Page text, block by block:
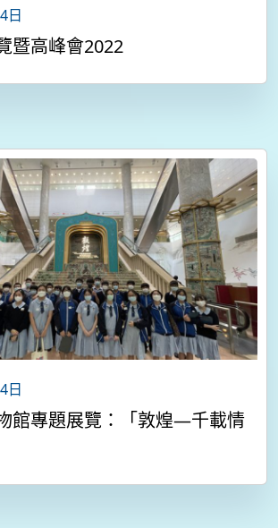
日
暨高峰會2022
日
館專題展覽：「敦煌—千載情